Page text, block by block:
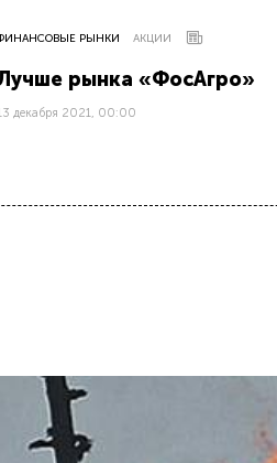
РЫНКИ АКЦИИ
рынка «ФосАгро»
декабря 2021, 00:00